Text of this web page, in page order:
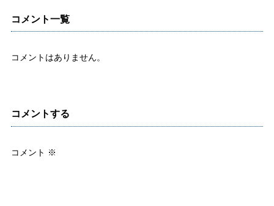
コメント一覧
コメントはありません。
コメントする
コメント ※